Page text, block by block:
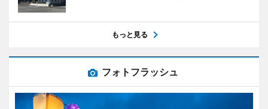
もっと見る
フォトフラッシュ